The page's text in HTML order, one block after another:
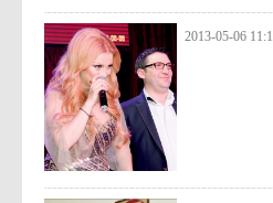
2013-05-06